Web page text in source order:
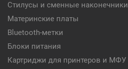
Стилусы и сменные наконечники
Материнские платы
Bluetooth-метки
Блоки питания
Картриджи для принтеров и МФУ